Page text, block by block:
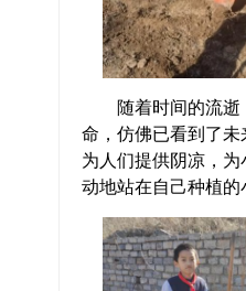
随着时间的流逝，
命，仿佛已看到了未
为人们提供阴凉，
动地站在自己种植的